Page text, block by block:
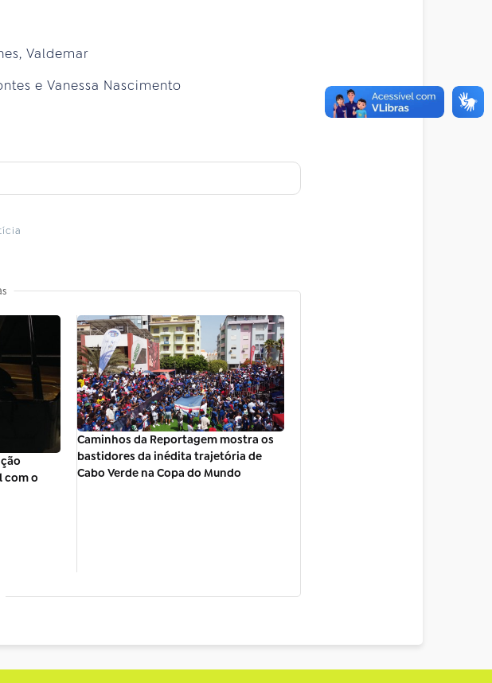
Valdemar
e Vanessa Nascimento
com o
Caminhos da Reportagem mostra os
bastidores da inédita trajetória de
Cabo Verde na Copa do Mundo